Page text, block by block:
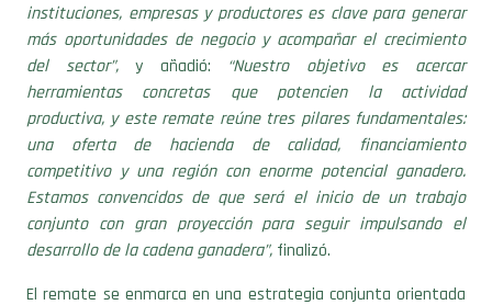
instituciones, empresas y productores es clave para generar
más oportunidades de negocio y acompañar el crecimiento
del sector”,y añadió: “Nuestro objetivo es acercar
herramientas concretas que potencien la actividad
productiva, y este remate reúne tres pilares fundamentales:
una oferta de hacienda de calidad, financiamiento
competitivo y una región con enorme potencial ganadero.
Estamos convencidos de que será el inicio de un trabajo
conjunto con gran proyección para seguir impulsando el
desarrollo de la cadena ganadera”, finalizó.
El remate se enmarca en una estrategia conjunta orientada